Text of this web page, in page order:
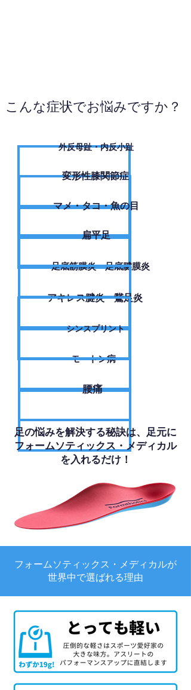
こんな症状でお悩みですか？
外反母趾・内反小趾
変形性膝関節症
​マメ・タコ・魚の目
扁平足
足底筋膜炎・足底腱膜炎
アキレス腱炎・鵞足炎
シンスプリント
モートン病
腰痛
足の悩みを解決する秘訣は、足元に
フォームソティックス・メディカル
を入れるだけ！
フォームソティックス・メディカルが
世界中で選ばれる理由